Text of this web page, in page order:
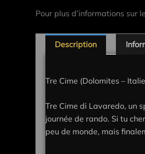
Pour plus d’informations sur
Description
Tre Cime (Dolomites –
Tre Cime di Lavaredo, un
journée de rando. Si tu
peu de monde, mais